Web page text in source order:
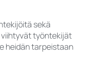
sekä
työntekijät
heidän tarpeistaan